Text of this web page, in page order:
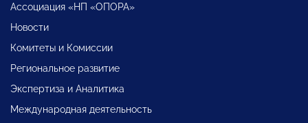
Ассоциация «НП «ОПОРА»
Новости
Комитеты и Комиссии
Региональное развитие
Экспертиза и Аналитика
Международная деятельность